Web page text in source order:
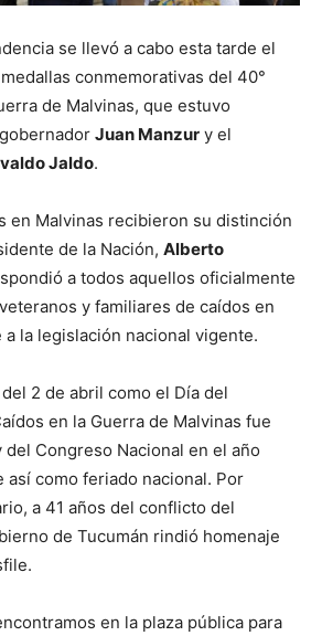
se llevó a cabo esta tarde el
conmemorativas del 40°
de Malvinas, que estuvo
Juan Manzur y el
Jaldo.
en Malvinas recibieron su distinción
de la Nación, Alberto
a todos aquellos oficialmente
y familiares de caídos en
a la legislación nacional vigente.
2 de abril como el Día del
en la Guerra de Malvinas fue
Congreso Nacional en el año
así como feriado nacional. Por
a 41 años del conflicto del
de Tucumán rindió homenaje
en la plaza pública para